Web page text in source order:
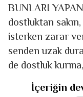
BUNLARI
dostluktan
isterken zarar
senden uzak
de dostluk
senden
İçeriğin